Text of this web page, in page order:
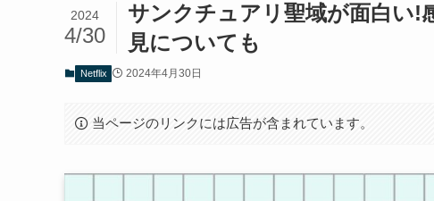
サンクチュアリ聖域が面白い!
見についても
2024
4/30
Netflix 2024年4月30日
当ページのリンクには広告が含まれています。